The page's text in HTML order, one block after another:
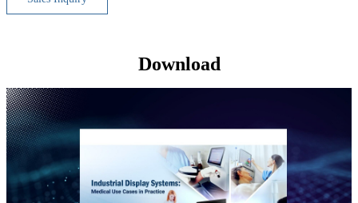
Download